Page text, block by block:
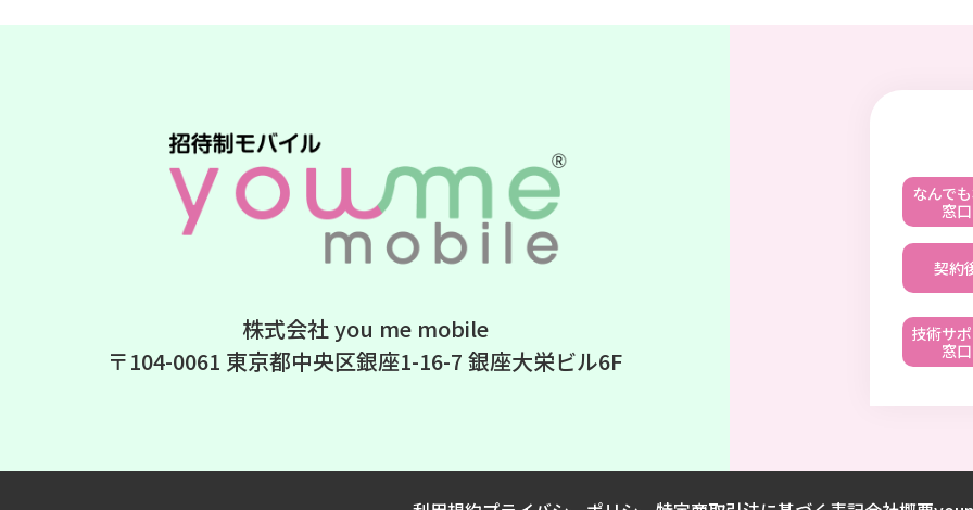
株式会社 you me mobile
〒104-0061 東京都中央区銀座1-16-7 銀座大栄ビル6F
なんで
窓口
契約
技術サ
窓口